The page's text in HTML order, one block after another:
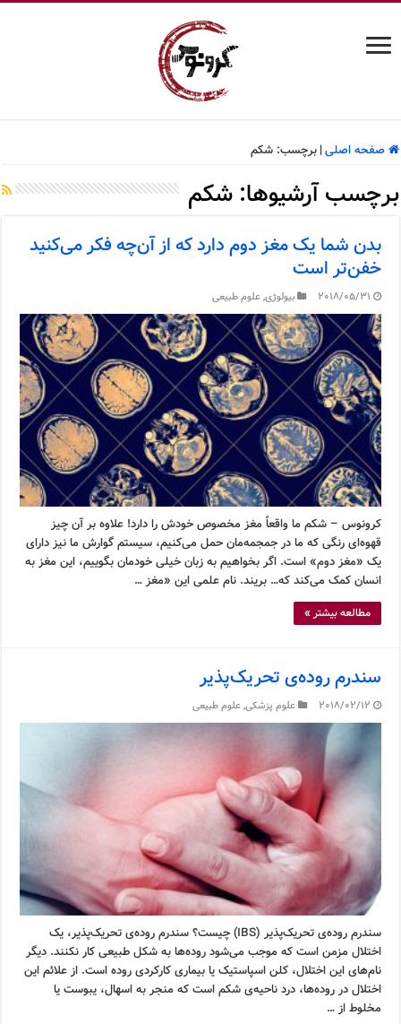
صفحه اصلی| برچسب:شکم
برچسب آرشیوها:شکم
بدن شما یک مغز دوم دارد که از آن‌چه فکر می‌کنید
خفن‌تر است
2018/05/31 بیولوژی,علوم طبیعی
کرونوس – شکم ما واقعاً مغز مخصوص خودش را دارد! علاوه بر آن چیز
قهوه‌ای رنگی که ما در جمجمه‌مان حمل می‌کنیم، سیستم گوارش ما نیز دارای
یک «مغز دوم» است. اگر بخواهیم به زبان خیلی خودمان بگوییم، این مغز به
انسان کمک می‌کند که… بریند. نام علمی این «مغز …
مطالعه بیشتر »
سندرم روده‌ی تحریک‌پذیر
2018/02/12 علوم پزشکی,علوم طبیعی
سندرم روده‌ی تحریک‌پذیر (IBS) چیست؟ سندرم روده‌ی تحریک‌پذیر، یک
اختلال مزمن است که موجب می‌شود روده‌ها به شکل طبیعی کار نکنند. دیگر
نام‌های این اختلال، کلن اسپاستیک یا بیماری کارکردی روده است. از علائم این
اختلال در روده‌ها، درد ناحیه‌ی شکم است که منجر به اسهال، یبوست یا
مخلوط از …